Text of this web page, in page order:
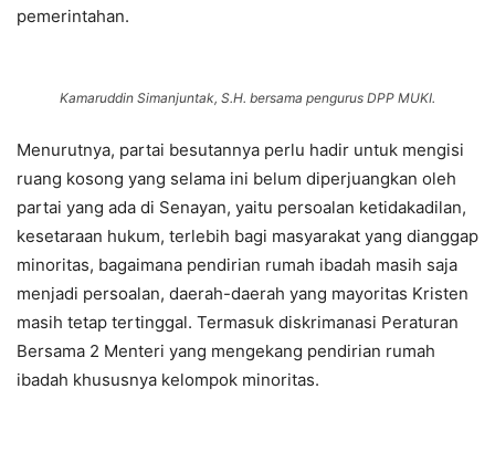
pemerintahan.
Kamaruddin Simanjuntak, S.H. bersama pengurus DPP MUKI.
Menurutnya, partai besutannya perlu hadir untuk mengisi
ruang kosong yang selama ini belum diperjuangkan oleh
partai yang ada di Senayan, yaitu persoalan ketidakadilan,
kesetaraan hukum, terlebih bagi masyarakat yang dianggap
minoritas, bagaimana pendirian rumah ibadah masih saja
menjadi persoalan, daerah-daerah yang mayoritas Kristen
masih tetap tertinggal. Termasuk diskrimanasi Peraturan
Bersama 2 Menteri yang mengekang pendirian rumah
ibadah khususnya kelompok minoritas.